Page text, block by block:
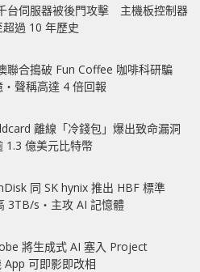
台伺服器被後門攻擊 主機板控制器
過 10 年歷史
聯合搗破 Fun Coffee 咖啡科研騙
聲稱高達 4 倍回報
離線「冷錢包」爆出致命漏洞
1.3 億美元比特幣
同 SK hynix 推出 HBF 標準
3TB/s‧主攻 AI 記憶體
將生成式 AI 塞入 Project
可即影即改相